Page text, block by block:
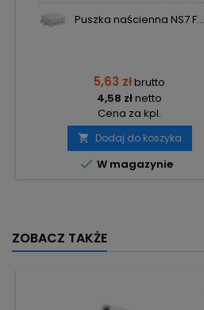
Puszka naścienna NS7 F...
5,63 złbrutto
4,58 złnetto
Cena za kpl.
 Dodaj do koszyka
 W magazynie
ZOBACZ TAKŻE